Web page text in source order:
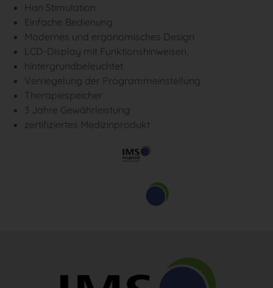
Han Stimulation
Einfache Bedienung
Modernes und ergonomisches Design
LCD-Display mit Funktionshinweisen,
hintergrundbeleuchtet
Verriegelung der Programmeinstellung
Therapiespeicher
3 Jahre Gewährleistung
zertifiziertes Medizinprodukt